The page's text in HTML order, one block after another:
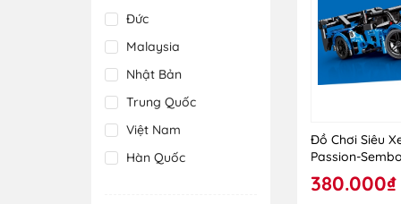
Đức
Malaysia
Nhật Bản
Trung Quốc
Việt Nam
Hàn Quốc
Đồ Chơi Siêu
Passion-
380.000₫